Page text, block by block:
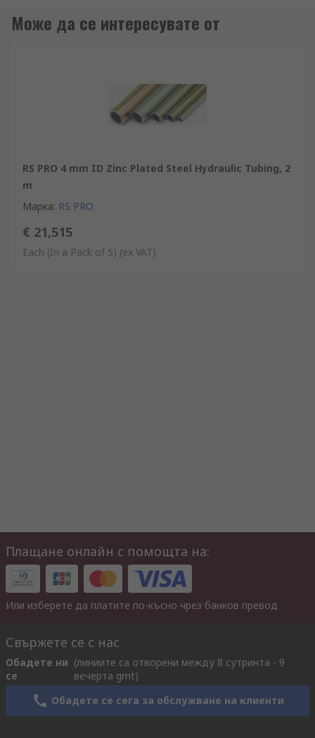
Може да се интересувате от
RS PRO 4 mm ID Zinc Plated Steel Hydraulic Tubing, 2
m
Марка: RS PRO
€ 21,515
Each (In a Pack of 5) (ex VAT)
Плащане онлайн с помощта на:
Или изберете да платите по-късно чрез банков превод
Свържете се с нас
Обадете ни
се
(линиите са отворени между 8 сутринта - 9
вечерта gmt)
Обадете се сега за обслужване на клиенти